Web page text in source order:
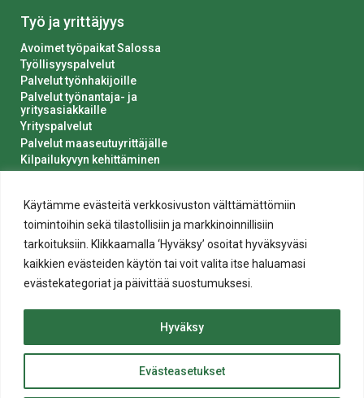
Käytämme evästeitä verkkosivuston välttämättömiin
toimintoihin sekä tilastollisiin ja markkinoinnillisiin
tarkoituksiin. Klikkaamalla ‘Hyväksy’ osoitat hyväksyväsi
kaikkien evästeiden käytön tai voit valita itse haluamasi
evästekategoriat ja päivittää suostumuksesi.
Evästeasetukset
Hyväksy
ylös
Työ ja yrittäjyys
Avoimet työpaikat Salossa
Työllisyyspalvelut
Palvelut työnhakijoille
Palvelut työnantaja- ja
yritysasiakkaille
Yrityspalvelut
Palvelut maaseutuyrittäjälle
Kilpailukyvyn kehittäminen
Saavutettavuusseloste
© 2020 Salon kaupunki